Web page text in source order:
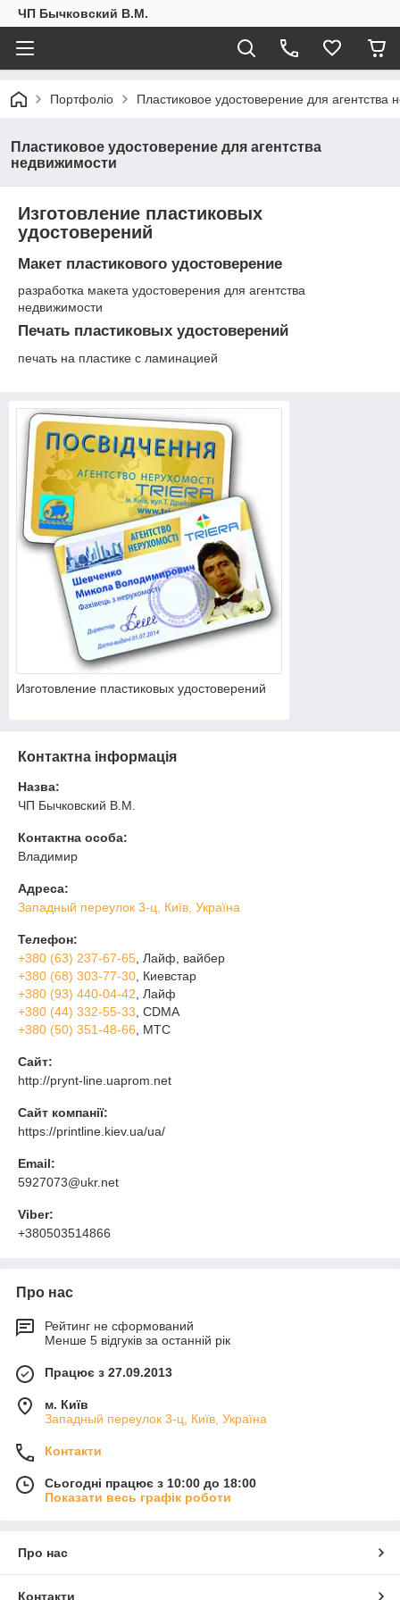
ЧП Бычковский В.М.
Портфоліо Пластиковое удостоверение для агентства
Пластиковое удостоверение для агентства
недвижимости
Изготовление пластиковых
удостоверений
Макет пластикового удостоверение
разработка макета удостоверения для агентства
недвижимости
Печать пластиковых удостоверений
печать на пластике с ламинацией
Изготовление пластиковых удостоверений
Контактна інформація
Назва:
ЧП Бычковский В.М.
Контактна особа:
Владимир
Адреса:
Западный переулок 3-ц, Київ, Україна
Телефон:
+380 (63) 237-67-65 , Лайф, вайбер
+380 (68) 303-77-30 , Киевстар
+380 (93) 440-04-42 , Лайф
+380 (44) 332-55-33 , CDMA
+380 (50) 351-48-66 , МТС
Сайт:
http://prynt-line.uaprom.net
Сайт компанії:
https://printline.kiev.ua/ua/
Email:
5927073@ukr.net
Viber:
+380503514866
Про нас
Рейтинг не сформований
Менше 5 відгуків за останній рік
Працює з 27.09.2013
м. Київ
Западный переулок 3-ц, Київ, Україна
Контакти
Сьогодні працює з 10:00 до 18:00
Показати весь графік роботи
Про нас
Контакти